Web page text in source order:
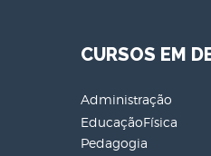
CURSOS EM
Administração
EducaçãoFísica
Pedagogia